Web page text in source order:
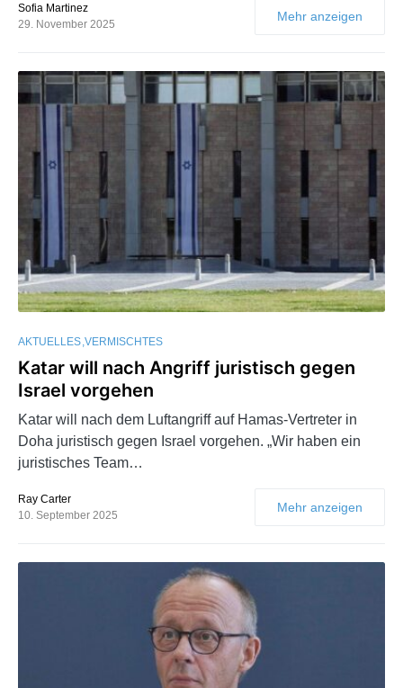
Sofia Martinez
29. November 2025
Mehr anzeigen
AKTUELLES VERMISCHTES
Katar will nach Angriff juristisch gegen
Israel vorgehen
Katar will nach dem Luftangriff auf Hamas-Vertreter in
Doha juristisch gegen Israel vorgehen. „Wir haben ein
juristisches Team…
Ray Carter
10. September 2025
Mehr anzeigen